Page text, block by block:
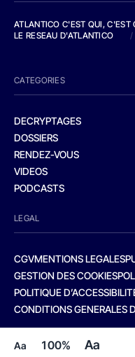
Aa 100% Aa
ATLANTICO C'EST QUI, C'EST
LE RESEAU D'ATLANTICO
/
CATEGORIES
DECRYPTAGES
DOSSIERS
RENDEZ-VOUS
VIDEOS
PODCASTS
LEGAL
CGVMENTIONS LEGALES
GESTION DES COOKIES
POLITIQUE
CONDITIONS GENERALES